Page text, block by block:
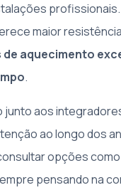
maior
aquecimento
.
aos
ao longo dos
opções
pensando na